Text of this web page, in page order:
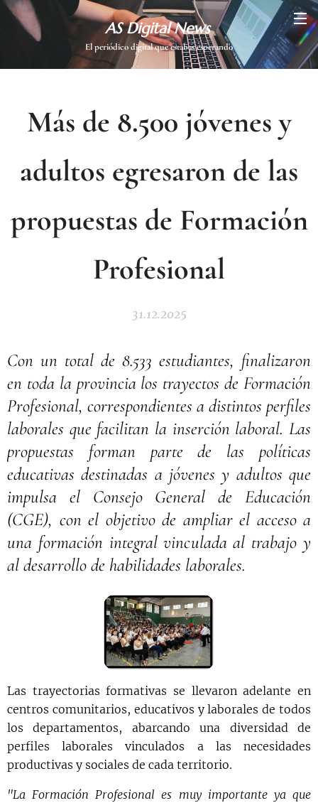
AS Digital News
El periódico digital que estabas esperando
Más de 8.500 jóvenes y
adultos egresaron de las
propuestas de Formación
Profesional
31.12.2025
Con un total de 8.533 estudiantes, finalizaron
en toda la provincia los trayectos de Formación
Profesional, correspondientes a distintos perfiles
laborales que facilitan la inserción laboral. Las
propuestas forman parte de las políticas
educativas destinadas a jóvenes y adultos que
impulsa el Consejo General de Educación
(CGE), con el objetivo de ampliar el acceso a
una formación integral vinculada al trabajo y
al desarrollo de habilidades laborales.
Las trayectorias formativas se llevaron adelante en
centros comunitarios, educativos y laborales de todos
los departamentos, abarcando una diversidad de
perfiles laborales vinculados a las necesidades
productivas y sociales de cada territorio.
"La Formación Profesional es muy importante ya que